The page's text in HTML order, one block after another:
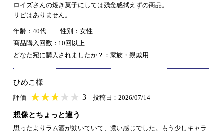
ロイズさんの焼き菓子にしては残念感拭えずの商品。
リピはありません。
年齢：40代
性別：女性
商品購入回数：10回以上
どなた宛に購入されましたか？：家族・親戚用
ひめこ様
評価 ★★★★★
★★★★★ 3 投稿日：2026/07/14
想像とちょっと違う
思ったよりラム酒が効いていて、濃い感じでした。もう少しキャラ